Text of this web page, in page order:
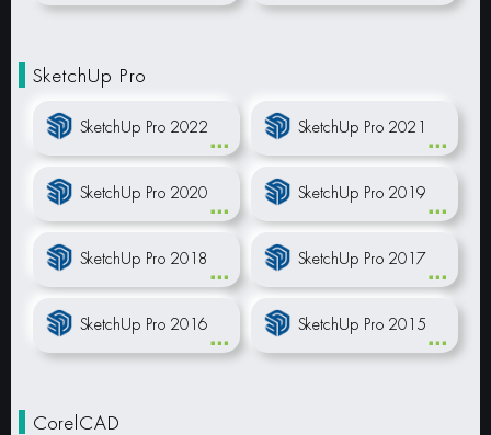
SketchUp Pro
SketchUp Pro 2022 SketchUp Pro 2021
SketchUp Pro 2020 SketchUp Pro 2019
SketchUp Pro 2018 SketchUp Pro 2017
SketchUp Pro 2016 SketchUp Pro 2015
CorelCAD